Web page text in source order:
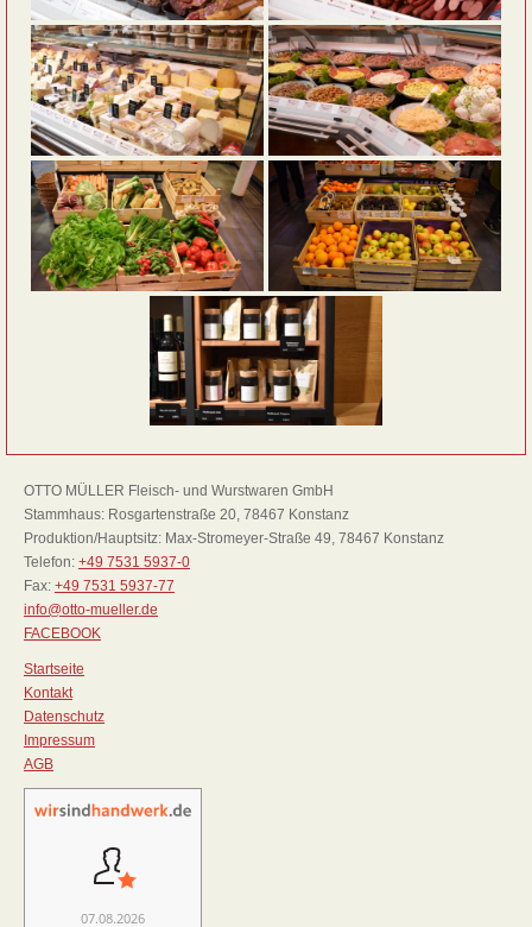
OTTO MÜLLER Fleisch- und Wurstwaren GmbH
Stammhaus: Rosgartenstraße 20, 78467 Konstanz
Produktion/Hauptsitz: Max-Stromeyer-Straße 49, 78467 Konstanz
Telefon: +49 7531 5937-0
Fax: +49 7531 5937-77
info@otto-mueller.de
FACEBOOK
Startseite
Kontakt
Datenschutz
Impressum
AGB
07.08.2026